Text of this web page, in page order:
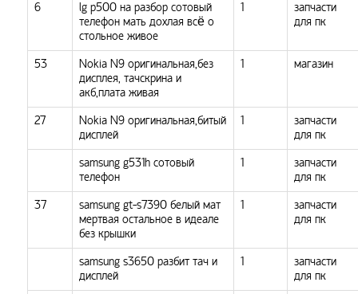
6
lg p500 на разбор сотовый
телефон мать дохлая всё о
стольное живое
1
запчасти
для пк
53
Nokia N9 оригинальная,без
дисплея, тачскрина и
акб,плата живая
1 магазин
27
Nokia N9 оригинальная,битый
дисплей
1
запчасти
для пк
samsung g531h сотовый
телефон
1
запчасти
для пк
37
samsung gt-s7390 белый мат
мертвая остальное в идеале
без крышки
1
запчасти
для пк
samsung s3650 разбит тач и
дисплей
1
запчасти
для пк